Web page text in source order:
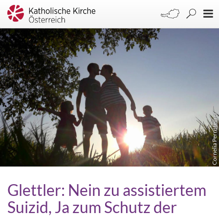
Cornelia Pernsteiner
Glettler: Nein zu assistiertem
Suizid, Ja zum Schutz der